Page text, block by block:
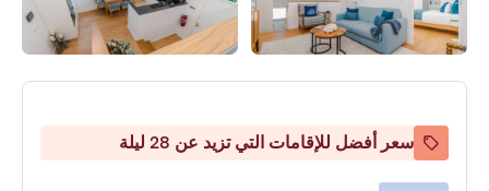
سعر أفضل للإقامات التي تزيد عن 28 ليلة